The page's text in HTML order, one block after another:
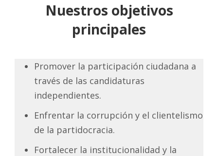
Nuestros objetivos
principales
Promover la participación ciudadana a
través de las candidaturas
independientes.
Enfrentar la corrupción y el clientelismo
de la partidocracia.
Fortalecer la institucionalidad y la